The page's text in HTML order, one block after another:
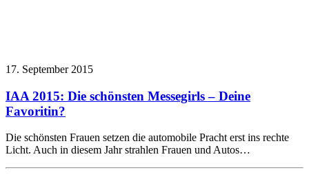
17. September 2015
IAA 2015: Die schönsten Messegirls – Deine
Favoritin?
Die schönsten Frauen setzen die automobile Pracht erst ins rechte
Licht. Auch in diesem Jahr strahlen Frauen und Autos…